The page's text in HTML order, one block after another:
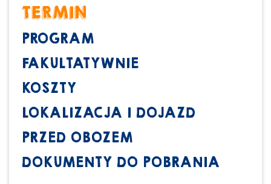
TERMIN
PROGRAM
FAKULTATYWNIE
KOSZTY
LOKALIZACJA I DOJAZD
PRZED OBOZEM
DOKUMENTY DO POBRANIA